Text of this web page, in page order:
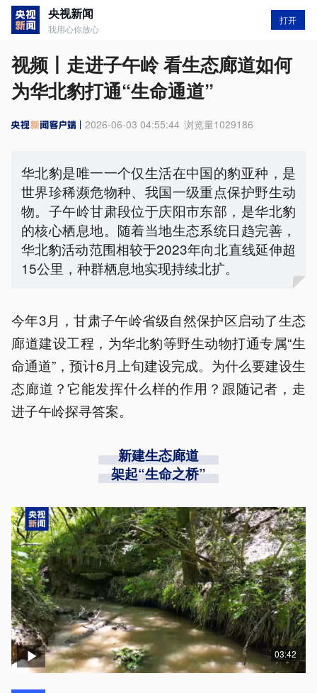
央视新闻
我用心你放心
打开
视频丨走进子午岭 看生态廊道如何
为华北豹打通“生命通道”
2026-06-03 04:55:44 浏览量1029186
华北豹是唯一一个仅生活在中国的豹亚种，是
世界珍稀濒危物种、我国一级重点保护野生动
物。子午岭甘肃段位于庆阳市东部，是华北豹
的核心栖息地。随着当地生态系统日趋完善，
华北豹活动范围相较于2023年向北直线延伸超
15公里，种群栖息地实现持续北扩。
今年3月，甘肃子午岭省级自然保护区启动了生态
廊道建设工程，为华北豹等野生动物打通专属“生
命通道”，预计6月上旬建设完成。为什么要建设生
态廊道？它能发挥什么样的作用？跟随记者，走
进子午岭探寻答案。
新建生态廊道
架起“生命之桥”
03:42